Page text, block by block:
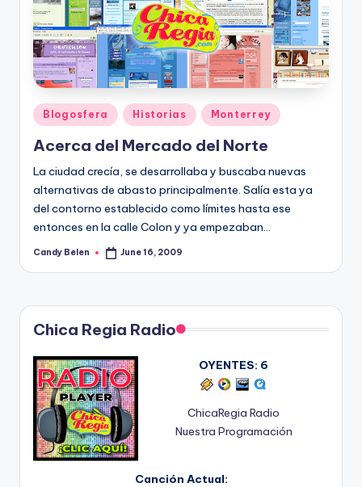
Posted
in
Blogosfera Historias Monterrey
Acerca del Mercado del Norte
La ciudad crecí­a, se desarrollaba y buscaba nuevas
alternativas de abasto principalmente. Salí­a esta ya
del contorno establecido como lí­mites hasta ese
entonces en la calle Colon y ya empezaban…
Posted
Candy Belen June 16, 2009
Chica Regia Radio
OYENTES: 6
ChicaRegia Radio
Nuestra Programación
Canción Actual: